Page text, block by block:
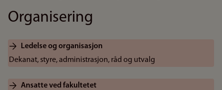
Organisering
Ledelse og organisasjon
Dekanat, styre, administrasjon, råd og utvalg
Ansatte ved fakultetet